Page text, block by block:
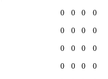
0 0 0 0
0 0 0 0
0 0 0 0
0 0 0 0